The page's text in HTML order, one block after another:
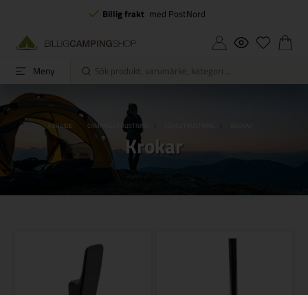
Billig frakt med PostNord
Meny
FORSIDE CAMPINGUTRUSTNING
Krokar